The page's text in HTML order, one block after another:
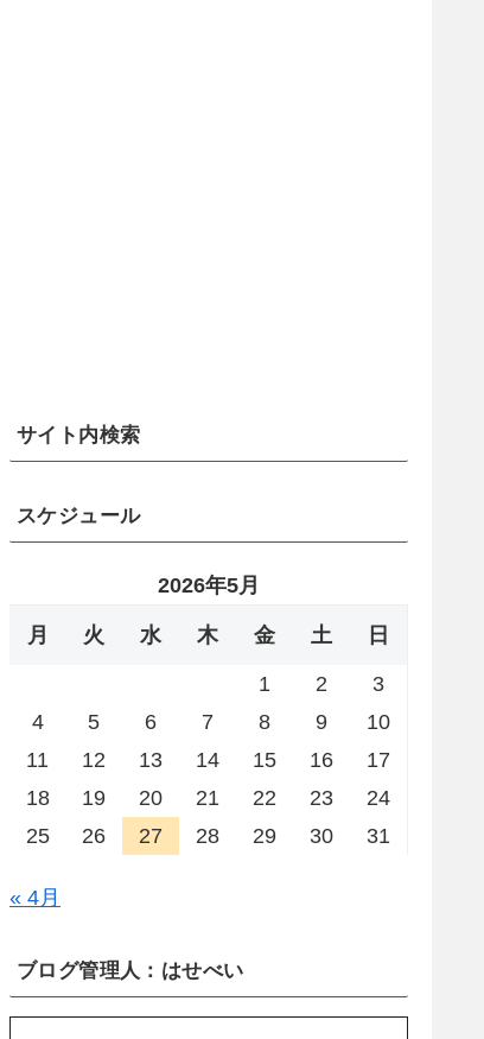
サイト内検索
スケジュール
2026年5月
月 火 水 木 金 土 日
1 2
3
4
5 6 7 8 9
10
11
12 13 14 15 16
17
18
19 20 21 22 23
24
25
26 27 28 29 30 31
« 4月
ブログ管理人：はせべい